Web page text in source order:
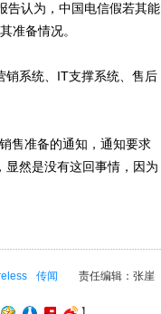
告认为，中国电信假若其能
准备情况。
系统、IT支撑系统、售后
售准备的通知，通知要求
然是没有这回事情，因为
责任编辑：张崖
传闻